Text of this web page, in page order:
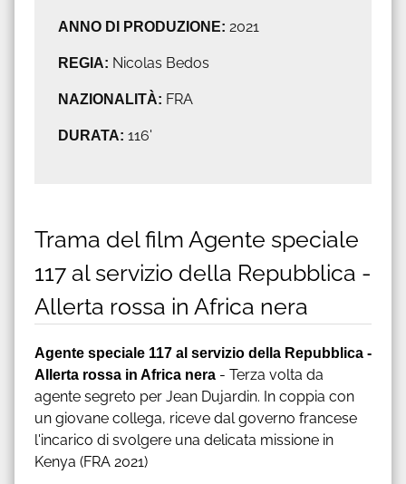
ANNO DI PRODUZIONE: 2021
REGIA: Nicolas Bedos
NAZIONALITÀ: FRA
DURATA: 116'
Trama del film Agente speciale
117 al servizio della Repubblica -
Allerta rossa in Africa nera
Agente speciale 117 al servizio della Repubblica -
Allerta rossa in Africa nera - Terza volta da
agente segreto per Jean Dujardin. In coppia con
un giovane collega, riceve dal governo francese
l'incarico di svolgere una delicata missione in
Kenya (FRA 2021)